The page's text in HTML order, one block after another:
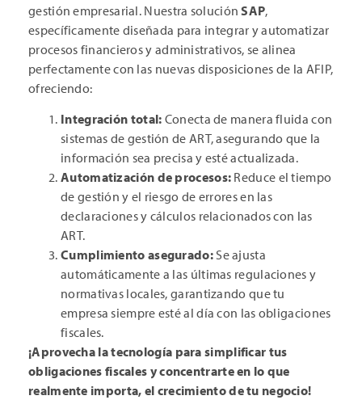
gestión empresarial. Nuestra soluciónSAP,
específicamente diseñada para integrar y automatizar
procesos financieros y administrativos, se alinea
perfectamente con las nuevas disposiciones de la AFIP,
ofreciendo:
Integración total: Conecta de manera fluida con
sistemas de gestión de ART, asegurando que la
información sea precisa y esté actualizada.
Automatización de procesos: Reduce el tiempo
de gestión y el riesgo de errores en las
declaraciones y cálculos relacionados con las
ART.
Cumplimiento asegurado:Se ajusta
automáticamente a las últimas regulaciones y
normativas locales, garantizando que tu
empresa siempre esté al día con las obligaciones
fiscales.
¡Aprovecha la tecnología para simplificar tus
obligaciones fiscales y concentrarte en lo que
realmente importa, el crecimiento de tu negocio!